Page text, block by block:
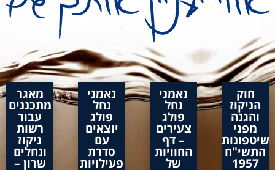
חוק
הניקוז
והגנה
מפני
שיטפונות
התשי"ח
1957
נאמני
נחל
פולג
צעירים
– דף
החוויות
של
נאמני
נחל
פולג
יוצאים
עם
סדרת
פעילויות
מאגר
מתכננים
עבור
רשות
ניקוז
ונחלים
שרון –